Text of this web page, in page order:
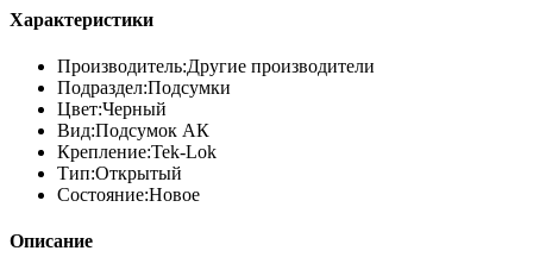
Характеристики
Производитель:Другие производители
Подраздел:Подсумки
Цвет:Черный
Вид:Подсумок АК
Крепление:Tek-Lok
Тип:Открытый
Состояние:Новое
Описание